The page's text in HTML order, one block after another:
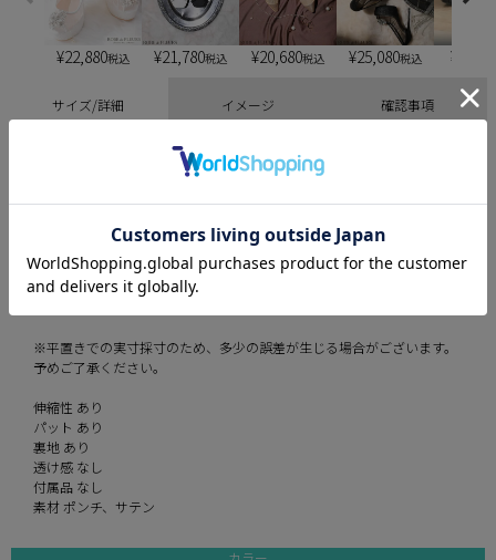
¥22,880税込 ¥21,780税込 ¥20,680税込 ¥25,080税込 ¥
サイズ/詳細 イメージ 確認事項
サイズ
バスト約81cm ウエスト約59cm ヒップ約79cm 着丈 約74cm
バスト約84cm ウエスト約62cm ヒップ約82cm 着丈 約76cm
■Mサイズ
バスト約87cm ウエスト約65cm ヒップ約85cm 着丈 約78cm
※平置きでの実寸採寸のため、多少の誤差が生じる場合がございます。
予めご了承ください。
伸縮性 あり
パット あり
裏地 あり
透け感 なし
付属品 なし
素材 ポンチ、サテン